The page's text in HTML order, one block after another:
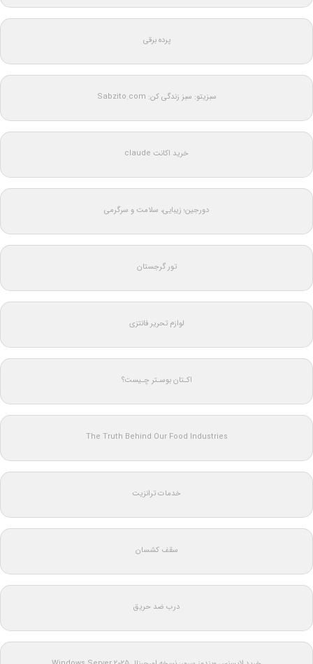
پرده برقی
سبزیتو: سبز زندگی کن: Sabzito.com
خرید اکانت claude
دورجین؛ زیبایی، سلامت و سرگرمی
تور گرجستان
لوازم تحریر فانتزی
اکـتان بوسـتر چـیست؟
The Truth Behind Our Food Industries
خدمات ترانزیت
سقف کشسان
درب ضد حریق